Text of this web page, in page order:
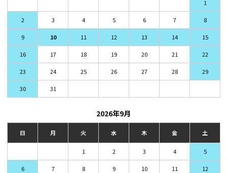
1
2 3 4 5 6 7 8
9 10 11 12 13 14 15
16 17 18 19 20 21 22
23 24 25 26 27 28 29
30 31
2026年9月
日 月 火 水 木 金 土
1 2 3 4 5
6 7 8 9 10 11 12